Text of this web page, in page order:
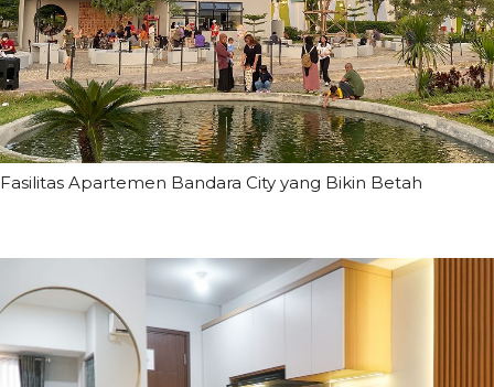
Fasilitas Apartemen Bandara City yang Bikin Betah